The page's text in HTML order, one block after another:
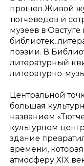
прошел Живой
тютчеведов и
музеев в
библиотек,
поэзии. В
литературный
литературно-
Центральной
большая
названием
культурном
здание
времени,
атмосферу XIX